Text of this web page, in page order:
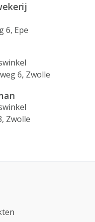
6, Epe
6, Zwolle
Zwolle